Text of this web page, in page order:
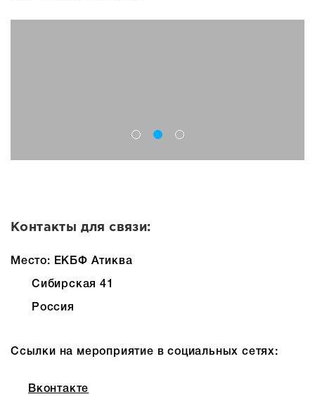
Контакты для связи:
Место: ЕКБФ Атиква
Сибирская 41
Россия
Ссылки на мероприятие в социальных сетях:
Вконтакте